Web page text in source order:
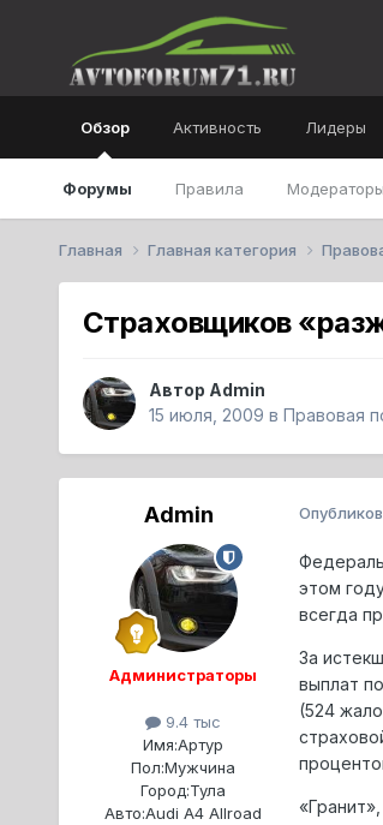
Обзор
Форумы Правила Модераторы
Активность Лидеры
Главная Главная категория
Страховщиков
Автор Admin
15 июля, 2009 в Правовая
Admin
Администраторы
9.4 тыс
Имя:Артур
Пол:Мужчина
Город:Тула
Авто:Audi A4 Allroad
этом
всегда
За
выплат
(524